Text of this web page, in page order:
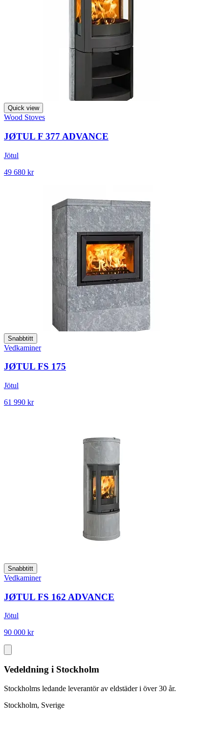
Quick view
Wood Stoves
JØTUL F 377 ADVANCE
Jötul
49 680 kr
Snabbtitt
Vedkaminer
JØTUL FS 175
Jötul
61 990 kr
Snabbtitt
Vedkaminer
JØTUL FS 162 ADVANCE
Jötul
90 000 kr
Vedeldning i Stockholm
Stockholms ledande leverantör av eldstäder i över 30 år.
Stockholm, Sverige